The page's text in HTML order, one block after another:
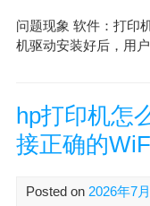
问题现象 软件：打印
机驱动安装好后，用
hp打印机怎
接正确的
Posted on 2026年7